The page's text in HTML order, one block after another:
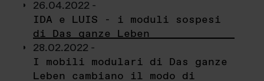
26.04.2022 -
IDA e LUIS - i moduli sospesi
di Das ganze Leben
28.02.2022 -
I mobili modulari di Das ganze
Leben cambiano il modo di